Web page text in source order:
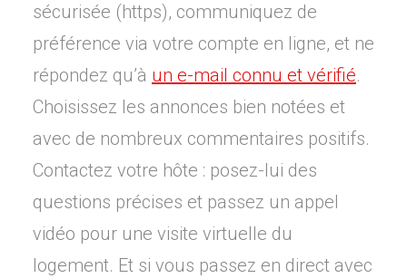
sécurisée (https), communiquez de
préférence via votre compte en ligne, et ne
répondez qu’à un e-mail connu et vérifié.
Choisissez les annonces bien notées et
avec de nombreux commentaires positifs.
Contactez votre hôte : posez-lui des
questions précises et passez un appel
vidéo pour une visite virtuelle du
logement. Et si vous passez en direct avec